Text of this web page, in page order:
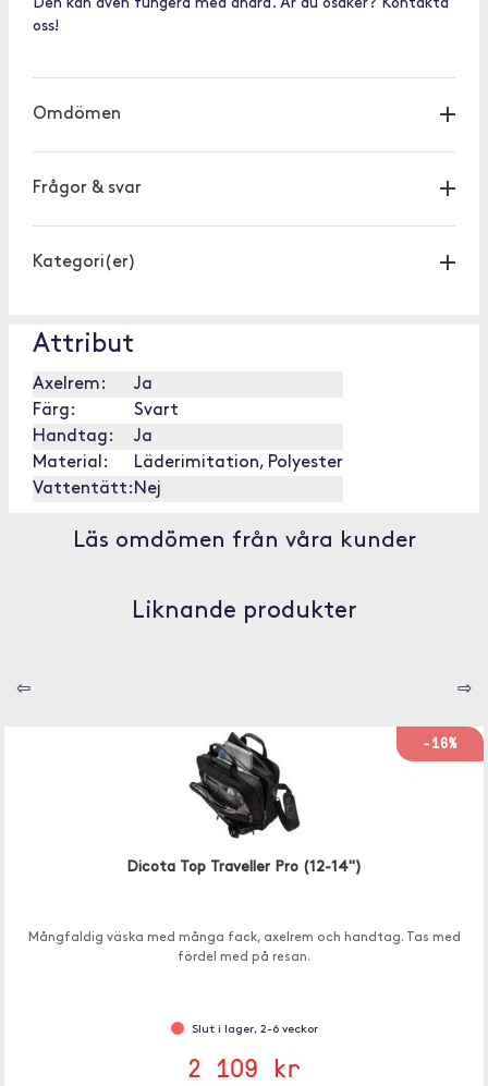
Den kan även fungera med andra. Är du osäker? Kontakta
oss!
Omdömen
Frågor & svar
Kategori(er)
Attribut
Axelrem:
Ja
Färg:
Svart
Handtag:
Ja
Material:
Läderimitation, Polyester
Vattentätt: Nej
Läs omdömen från våra kunder
Liknande produkter
⇦ ⇨
-16%
Dicota Top Traveller Pro (12-14")
Mångfaldig väska med många fack, axelrem och handtag. Tas med
fördel med på resan.
Slut i lager, 2-6 veckor
2 109 kr